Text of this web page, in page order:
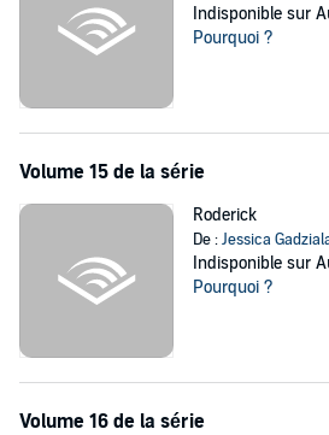
Indisponible sur
Pourquoi ?
Volume 15 de la série
Roderick
De :Jessica
Indisponible sur
Pourquoi ?
Volume 16 de la série